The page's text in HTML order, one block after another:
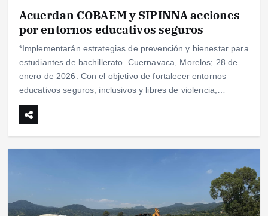
Acuerdan COBAEM y SIPINNA acciones
por entornos educativos seguros
*Implementarán estrategias de prevención y bienestar para
estudiantes de bachillerato. Cuernavaca, Morelos; 28 de
enero de 2026. Con el objetivo de fortalecer entornos
educativos seguros, inclusivos y libres de violencia,…